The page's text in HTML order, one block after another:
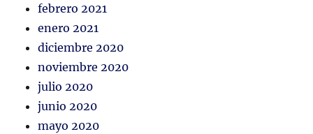
febrero 2021
enero 2021
diciembre 2020
noviembre 2020
julio 2020
junio 2020
mayo 2020